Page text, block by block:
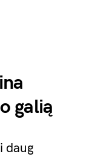
galią
daug